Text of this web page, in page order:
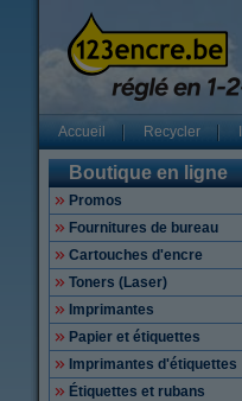
Accueil Recycler
Boutique en ligne
Promos
Fournitures de bureau
Cartouches d'encre
Toners (Laser)
Imprimantes
Papier et étiquettes
Imprimantes d'étiquettes
Étiquettes et rubans